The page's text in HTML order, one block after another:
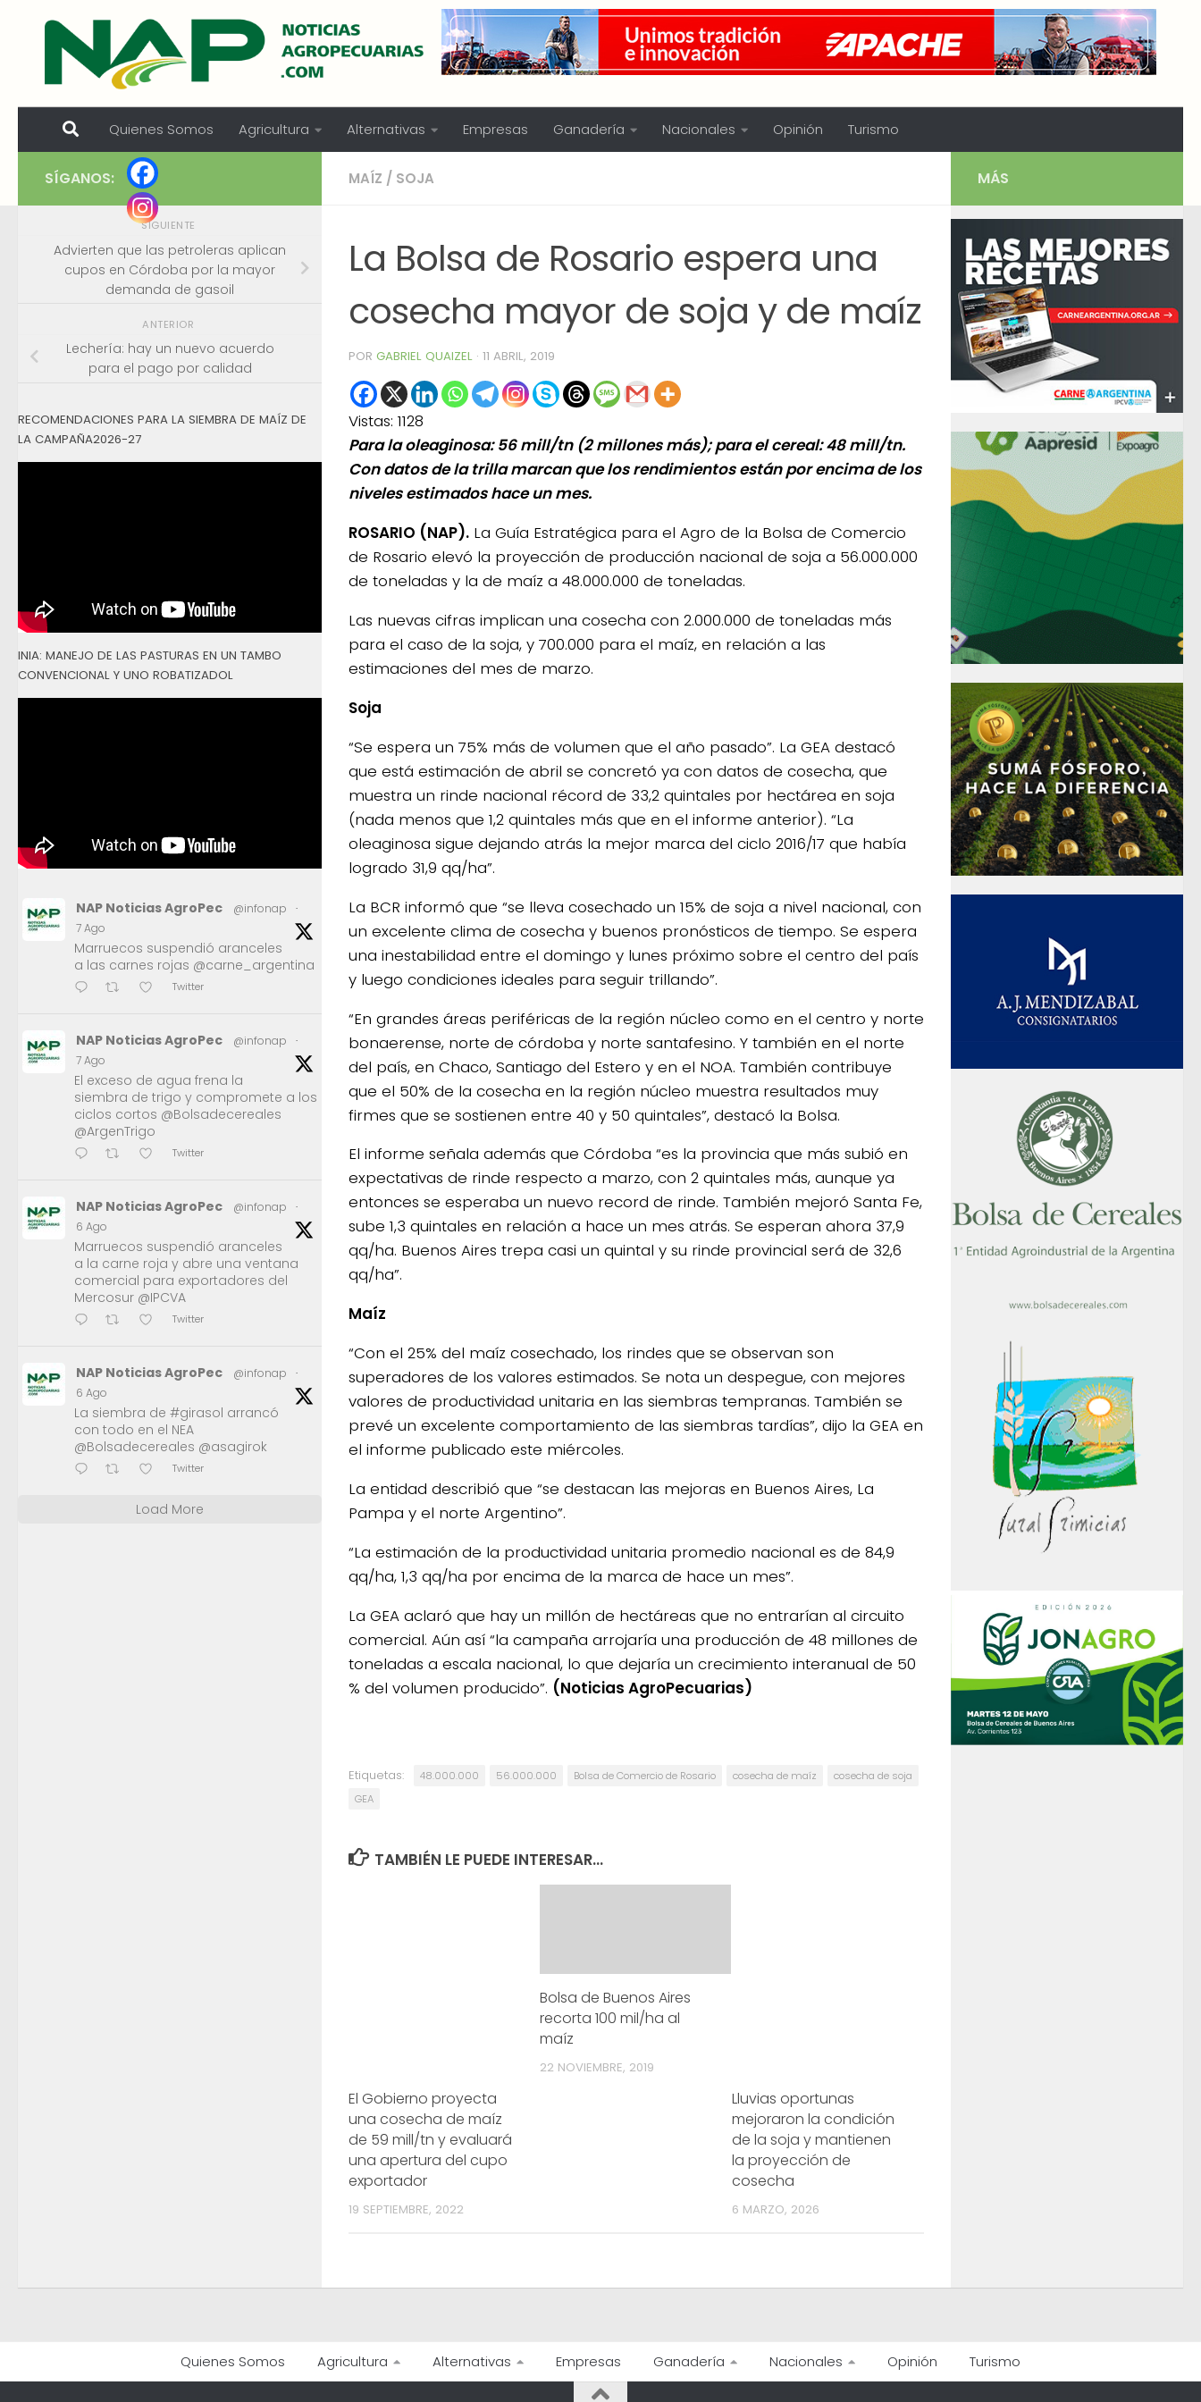
Skip to content
Quienes Somos Agricultura Alternativas Empresas Ganadería Nacionales Opinión Turismo
MAÍZ / SOJA
La Bolsa de Rosario espera una
cosecha mayor de soja y de maíz
POR GABRIEL QUAIZEL · 11 ABRIL, 2019
Vistas: 1128
Para la oleaginosa: 56 mill/tn (2 millones más); para el cereal: 48 mill/tn.
Con datos de la trilla marcan que los rendimientos están por encima de los
niveles estimados hace un mes.
ROSARIO (NAP). La Guía Estratégica para el Agro de la Bolsa de Comercio
de Rosario elevó la proyección de producción nacional de soja a 56.000.000
de toneladas y la de maíz a 48.000.000 de toneladas.
Las nuevas cifras implican una cosecha con 2.000.000 de toneladas más
para el caso de la soja, y 700.000 para el maíz, en relación a las
estimaciones del mes de marzo.
Soja
“Se espera un 75% más de volumen que el año pasado”. La GEA destacó
que está estimación de abril se concretó ya con datos de cosecha, que
muestra un rinde nacional récord de 33,2 quintales por hectárea en soja
(nada menos que 1,2 quintales más que en el informe anterior). “La
oleaginosa sigue dejando atrás la mejor marca del ciclo 2016/17 que había
logrado 31,9 qq/ha”.
La BCR informó que “se lleva cosechado un 15% de soja a nivel nacional, con
un excelente clima de cosecha y buenos pronósticos de tiempo. Se espera
una inestabilidad entre el domingo y lunes próximo sobre el centro del país
y luego condiciones ideales para seguir trillando”.
“En grandes áreas periféricas de la región núcleo como en el centro y norte
bonaerense, norte de córdoba y norte santafesino. Y también en el norte
del país, en Chaco, Santiago del Estero y en el NOA. También contribuye
que el 50% de la cosecha en la región núcleo muestra resultados muy
firmes que se sostienen entre 40 y 50 quintales”, destacó la Bolsa.
El informe señala además que Córdoba “es la provincia que más subió en
expectativas de rinde respecto a marzo, con 2 quintales más, aunque ya
entonces se esperaba un nuevo record de rinde. También mejoró Santa Fe,
sube 1,3 quintales en relación a hace un mes atrás. Se esperan ahora 37,9
qq/ha. Buenos Aires trepa casi un quintal y su rinde provincial será de 32,6
qq/ha”.
Maíz
“Con el 25% del maíz cosechado, los rindes que se observan son
superadores de los valores estimados. Se nota un despegue, con mejores
valores de productividad unitaria en las siembras tempranas. También se
prevé un excelente comportamiento de las siembras tardías”, dijo la GEA en
el informe publicado este miércoles.
La entidad describió que “se destacan las mejoras en Buenos Aires, La
Pampa y el norte Argentino”.
“La estimación de la productividad unitaria promedio nacional es de 84,9
qq/ha, 1,3 qq/ha por encima de la marca de hace un mes”.
La GEA aclaró que hay un millón de hectáreas que no entrarían al circuito
comercial. Aún así “la campaña arrojaría una producción de 48 millones de
toneladas a escala nacional, lo que dejaría un crecimiento interanual de 50
% del volumen producido”. (Noticias AgroPecuarias)
Etiquetas: 48.000.000 56.000.000 Bolsa de Comercio de Rosario cosecha de maíz
cosecha de soja
GEA
TAMBIÉN LE PUEDE INTERESAR...
El Gobierno proyecta
una cosecha de maíz
de 59 mill/tn y evaluará
una apertura del cupo
exportador
19 SEPTIEMBRE, 2022
Bolsa de Buenos Aires
recorta 100 mil/ha al
maíz
22 NOVIEMBRE, 2019
Lluvias oportunas
mejoraron la condición
de la soja y mantienen
la proyección de
cosecha
6 MARZO, 2026
SÍGANOS:
SIGUIENTE
Advierten que las petroleras aplican
cupos en Córdoba por la mayor
demanda de gasoil
ANTERIOR
Lechería: hay un nuevo acuerdo
para el pago por calidad
RECOMENDACIONES PARA LA SIEMBRA DE MAÍZ DE
LA CAMPAÑA2026-27
INIA: MANEJO DE LAS PASTURAS EN UN TAMBO
CONVENCIONAL Y UNO ROBATIZADOL
NAP Noticias AgroPec @infonap
·
7 Ago
Marruecos suspendió aranceles
a las carnes rojas @carne_argentina
Twitter
NAP Noticias AgroPec @infonap
·
7 Ago
El exceso de agua frena la
siembra de trigo y compromete a los
ciclos cortos @Bolsadecereales
@ArgenTrigo
Twitter
NAP Noticias AgroPec @infonap
·
6 Ago
Marruecos suspendió aranceles
a la carne roja y abre una ventana
comercial para exportadores del
Mercosur @IPCVA
Twitter
NAP Noticias AgroPec @infonap
·
6 Ago
La siembra de #girasol arrancó
con todo en el NEA
@Bolsadecereales @asagirok
Twitter
Load More
MÁS
Quienes Somos Agricultura Alternativas Empresas Ganadería Nacionales Opinión Turismo